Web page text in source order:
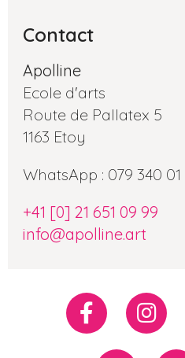
Contact
Apolline
Ecole d'arts
Route de Pallatex 5
1163 Etoy
WhatsApp : 079 340 01
+41 [0] 21 651 09 99
info@apolline.art
Réseaux
sociaux
Facebook